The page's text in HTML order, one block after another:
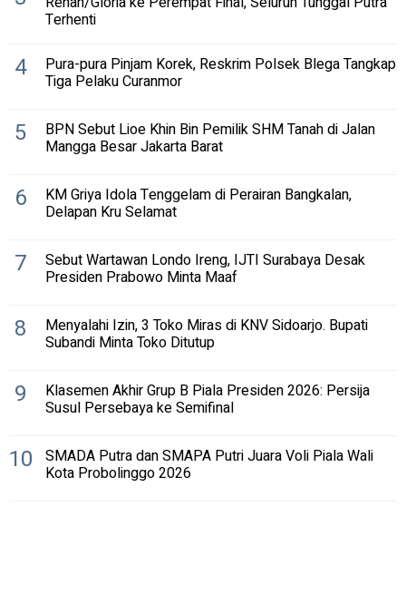
Terhenti
4 Pura-pura Pinjam Korek, Reskrim Polsek Blega Tangkap
Tiga Pelaku Curanmor
5 BPN Sebut Lioe Khin Bin Pemilik SHM Tanah di Jalan
Mangga Besar Jakarta Barat
6 KM Griya Idola Tenggelam di Perairan Bangkalan,
Delapan Kru Selamat
7 Sebut Wartawan Londo Ireng, IJTI Surabaya Desak
Presiden Prabowo Minta Maaf
8 Menyalahi Izin, 3 Toko Miras di KNV Sidoarjo. Bupati
Subandi Minta Toko Ditutup
9 Klasemen Akhir Grup B Piala Presiden 2026: Persija
Susul Persebaya ke Semifinal
10 SMADA Putra dan SMAPA Putri Juara Voli Piala Wali
Kota Probolinggo 2026